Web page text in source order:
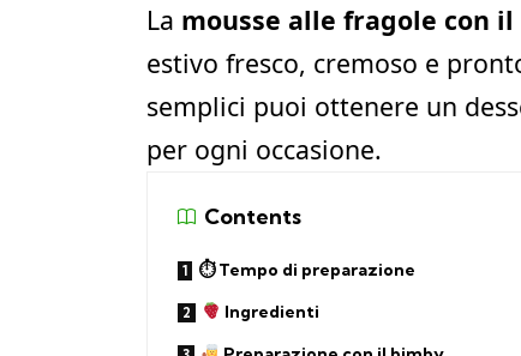
La mousse alle fragole con
estivo fresco, cremoso e
semplici puoi ottenere un
per ogni occasione.
Contents
⏱ Tempo di preparazione
Ingredienti